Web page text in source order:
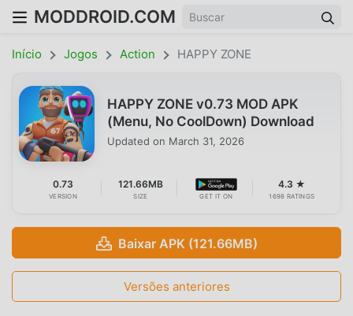
MODDROID.COM
Início Jogos Action HAPPY ZONE
HAPPY ZONE v0.73 MOD APK
(Menu, No CoolDown) Download
Updated on March 31, 2026
0.73
VERSION
121.66MB
SIZE GET IT ON
4.3 ★
1698 RATINGS
Baixar APK (121.66MB)
Versões anteriores